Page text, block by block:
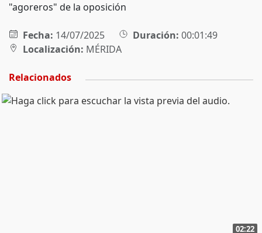
"agoreros" de la oposición
Fecha: 14/07/2025 Duración: 00:01:49
Localización: MÉRIDA
Relacionados
02:22